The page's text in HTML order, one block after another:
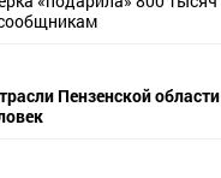
Пензенской